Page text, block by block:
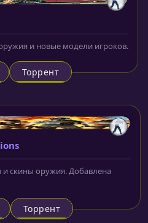
и новые модели игроков.
Торрент
скины оружия. Добавлена
Торрент